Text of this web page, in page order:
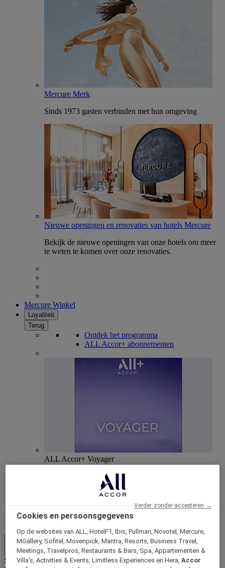
Mercure Merk
Sinds 1973 gasten verbinden met hun omgeving
Nieuwe openingen en renovaties van hotels Mercure
Bekijk de nieuwe openingen van onze hotels om meer
te weten te komen over onze renovaties.
Mercure Winkel
Loyaliteit
Terug
Ontdek het programma
ALL Accor+ abonnementen
ALL Accor+ Voyager
15% korting het hele jaar
Terug
Selecteer hieronder uw land en taal
Cookies en persoonsgegevens
Op de websites van ALL, HotelF1, Ibis, Pullman, Novotel, Mercure,
MGallery, Sofitel, Movenpick, Mantra, Resorts, Business Travel,
Meetings, Travelpros, Restaurants & Bars, Spa, Appartementen &
Villa's, Activities & Events, Limitless Experiences en Hera,Accor
Verder zonder accepteren →